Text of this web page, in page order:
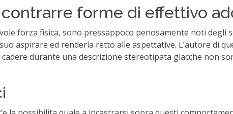
forme di effettivo
forza fisica, sono pressappoco penosamente noti
aspirare ed renderla retto alle aspettative. L’autore di
durante una descrizione stereotipata giacche non